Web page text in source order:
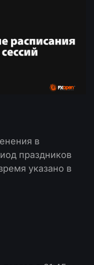
в
праздников
указано в